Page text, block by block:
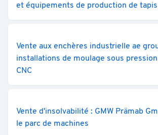
et équipements de production de tapis
Vente aux enchères industrielle ae
installations de moulage sous
CNC
Vente d'insolvabilité : GMW Prämab
le parc de machines